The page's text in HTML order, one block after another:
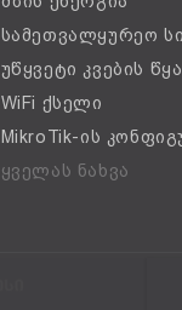
სამეთვალყურეო
უწყვეტი კვების
WiFi ქსელი
MikroTik-ის
ყველას ნახვა